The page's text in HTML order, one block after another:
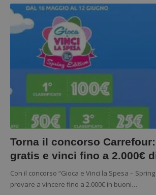
Torna il concorso
gratis e vinci fino a 2.000€
Con il concorso “Gioca e Vinci la Spesa –
provare a vincere fino a 2.000€ in buoni…